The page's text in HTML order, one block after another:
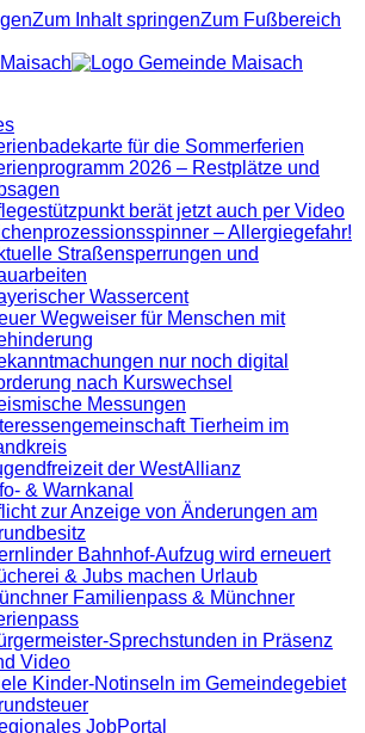
Zum Inhalt springenZum Fußbereich
für die Sommerferien
2026 – Restplätze und
berät jetzt auch per Video
– Allergiegefahr!
Straßensperrungen und
Wassercent
Wegweiser für Menschen mit
nur noch digital
nach Kurswechsel
Messungen
Tierheim im
der WestAllianz
& Warnkanal
zur Anzeige von Änderungen am
Bahnhof-Aufzug wird erneuert
& Jubs machen Urlaub
Familienpass & Münchner
Sprechstunden in Präsenz
Video
Kinder-Notinseln im Gemeindegebiet
JobPortal